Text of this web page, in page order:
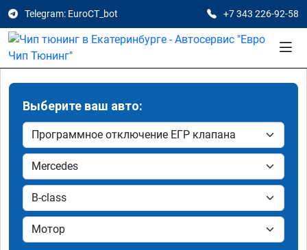
Telegram: EuroCT_bot +7 343 226-92-58
Выберите ваш авто: